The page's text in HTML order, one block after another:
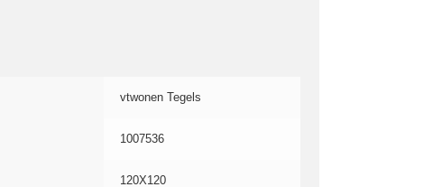
vtwonen Tegels
1007536
120X120